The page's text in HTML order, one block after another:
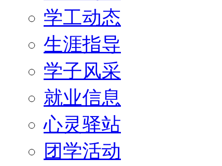
学工动态
生涯指导
学子风采
就业信息
心灵驿站
团学活动